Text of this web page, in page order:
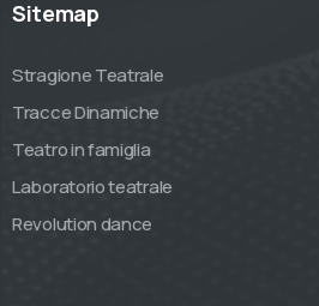
Sitemap
Stragione Teatrale
Tracce Dinamiche
Teatro in famiglia
Laboratorio teatrale
Revolution dance